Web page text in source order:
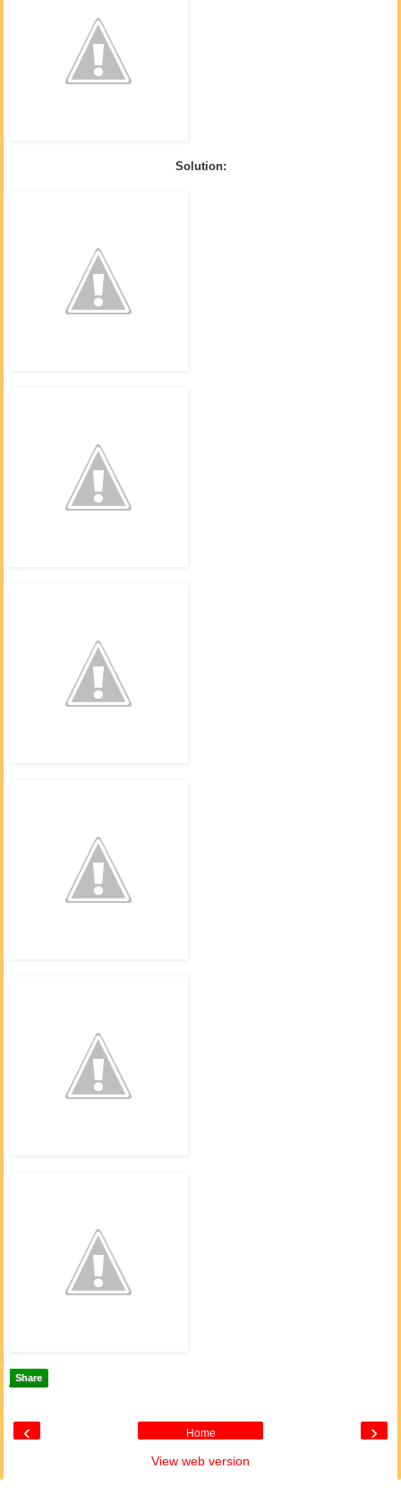
Solution:
Share
‹ ›
Home
View web version